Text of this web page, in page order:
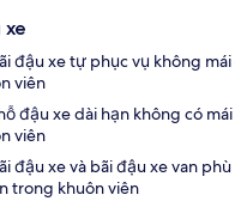
xe
đậu xe tự phục vụ không
viên
đậu xe dài hạn không có
viên
đậu xe và bãi đậu xe van
trong khuôn viên